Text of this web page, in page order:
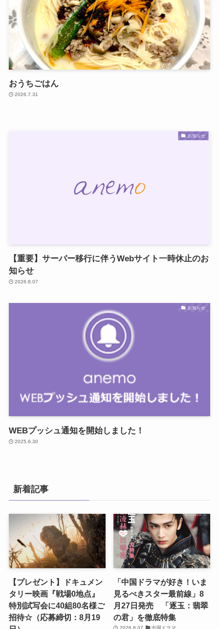
おうちごはん
2026.7.31
お知らせ
【重要】サーバー移行に伴うWebサイト一時休止のお
知らせ
2026.8.07
お知らせ
WEBプッシュ通知を開始しました！
2025.6.30
新着記事
【プレゼント】ドキュメン
タリー映画『戦場0地点』
特別試写会に40組80名様ご
招待☆（応募締切：8月19
「中国ドラマが好き！いま
見るべきスター最前線」8
月27日発売 「逐玉：翡翠
の君」を徹底特集
2026.8.07 中国ドラマ